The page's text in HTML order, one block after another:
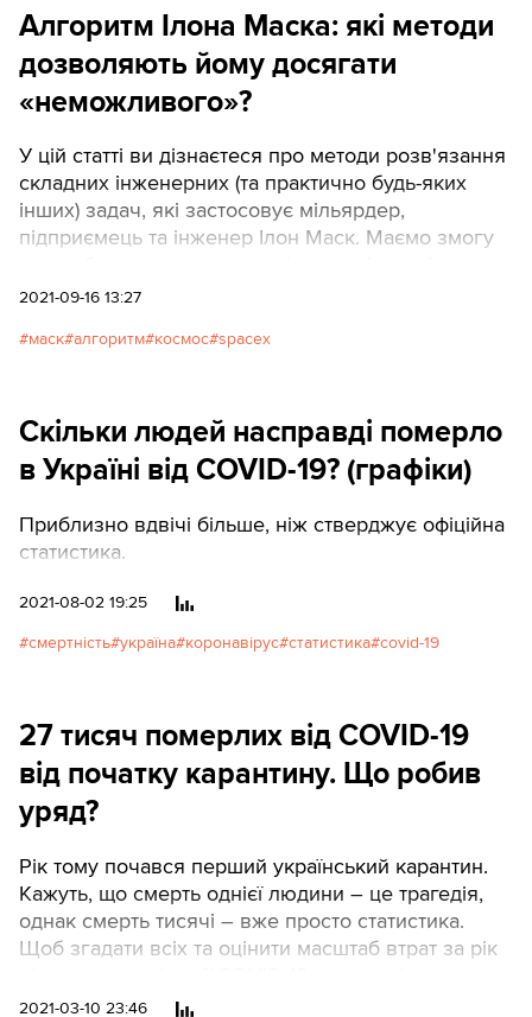
точки ви зможете підняти рівень води до 10
метрів і побачити, яку територію затопить. Зона
моделювання виділена синім прямокутником.
Алгоритм Ілона Маска: які методи
дозволяють йому досягати
«неможливого»?
У цій статті ви дізнаєтеся про методи розв'язання
складних інженерних (та практично будь-яких
інших) задач, які застосовує мільярдер,
підприємець та інженер Ілон Маск. Маємо змогу
він дав аматорському youtube-каналу про
працює екскурсоводом на Starbase, космічно-
2021-09-16 13:27
маск алгоритм космос spacex
Скільки людей насправді померло
в Україні від COVID-19? (графіки)
Приблизно вдвічі більше, ніж стверджує офіційна
статистика.
2021-08-02 19:25
смертність україна коронавірус статистика covid-19
27 тисяч померлих від COVID-19
від початку карантину. Що робив
уряд?
Рік тому почався перший український карантин.
Кажуть, що смерть однієї людини – це трагедія,
однак смерть тисячі – вже просто статистика.
Щоб згадати всіх та оцінити масштаб втрат за рік
символічні фігурки померлих на вулицях Києва.
2021-03-10 23:46